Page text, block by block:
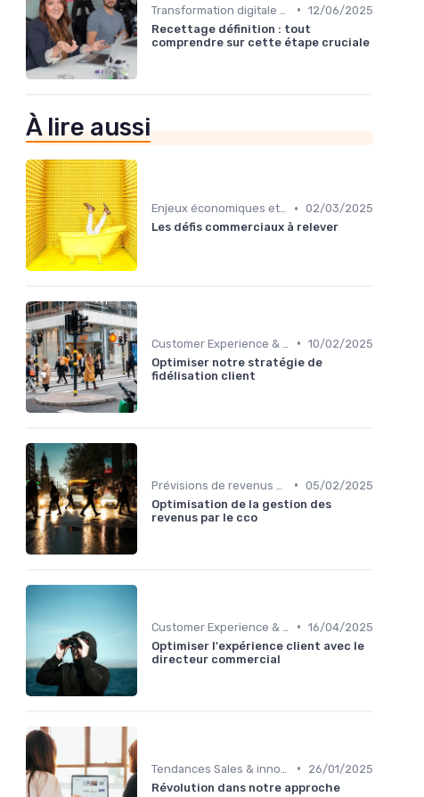
• 12/06/2025
Recettage définition : tout
comprendre sur cette étape cruciale
À lire aussi
Enjeux économiques et marché B2B • 02/03/2025
Les défis commerciaux à relever
• 10/02/2025
Optimiser notre stratégie de
fidélisation client
• 05/02/2025
Optimisation de la gestion des
revenus par le cco
• 16/04/2025
Optimiser l'expérience client avec le
directeur commercial
•
26/01/2025
Révolution dans notre approche